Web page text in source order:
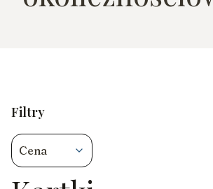
Filtry
Cena
Koniec filtrów